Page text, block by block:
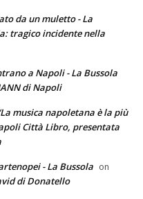
da un muletto - La
tragico incidente nella
a Napoli - La Bussola
di Napoli
musica napoletana è la più
Città Libro, presentata
- La Bussola on
di Donatello